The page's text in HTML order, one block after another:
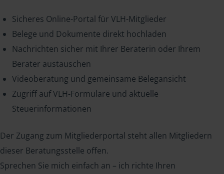
Sicheres Online-Portal für VLH-Mitglieder
Belege und Dokumente direkt hochladen
Nachrichten sicher mit Ihrer Beraterin oder Ihrem
Berater austauschen
Videoberatung und gemeinsame Belegansicht
Zugriff auf VLH-Formulare und aktuelle
Steuerinformationen
Der Zugang zum Mitgliederportal steht allen Mitgliedern
dieser Beratungsstelle offen.
Sprechen Sie mich einfach an – ich richte Ihren